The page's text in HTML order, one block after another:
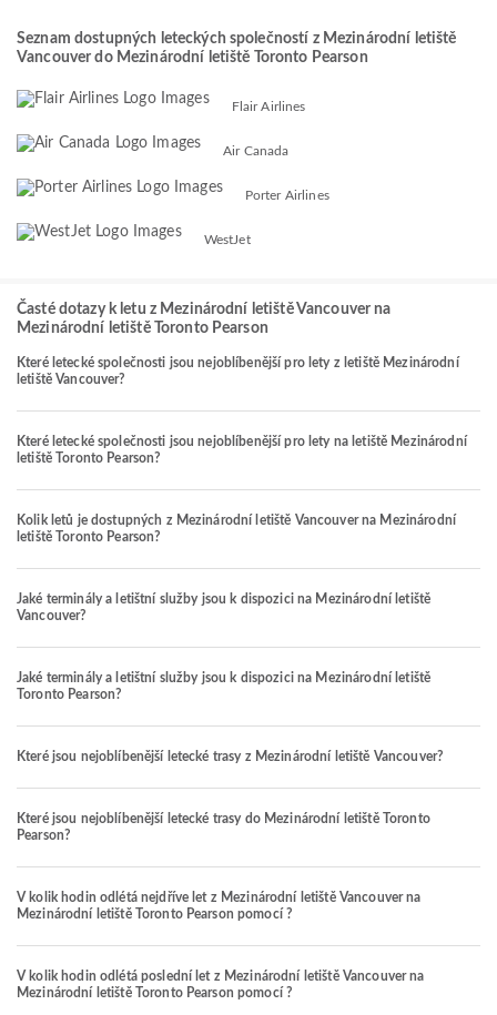
Seznam dostupných leteckých společností z Mezinárodní letiště
Vancouver do Mezinárodní letiště Toronto Pearson
Flair Airlines
Air Canada
Porter Airlines
WestJet
Časté dotazy k letu z Mezinárodní letiště Vancouver na
Mezinárodní letiště Toronto Pearson
Které letecké společnosti jsou nejoblíbenější pro lety z letiště Mezinárodní
letiště Vancouver?
Které letecké společnosti jsou nejoblíbenější pro lety na letiště Mezinárodní
letiště Toronto Pearson?
Kolik letů je dostupných z Mezinárodní letiště Vancouver na Mezinárodní
letiště Toronto Pearson?
Jaké terminály a letištní služby jsou k dispozici na Mezinárodní letiště
Vancouver?
Jaké terminály a letištní služby jsou k dispozici na Mezinárodní letiště
Toronto Pearson?
Které jsou nejoblíbenější letecké trasy z Mezinárodní letiště Vancouver?
Které jsou nejoblíbenější letecké trasy do Mezinárodní letiště Toronto
Pearson?
V kolik hodin odlétá nejdříve let z Mezinárodní letiště Vancouver na
Mezinárodní letiště Toronto Pearson pomocí ?
V kolik hodin odlétá poslední let z Mezinárodní letiště Vancouver na
Mezinárodní letiště Toronto Pearson pomocí ?